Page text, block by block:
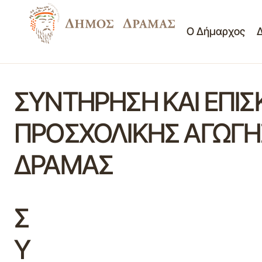
Ο Δήμαρχος
ΣΥΝΤΗΡΗΣΗ ΚΑΙ
ΠΡΟΣΧΟΛΙΚΗΣ
ΔΡΑΜΑΣ
Σ
Υ